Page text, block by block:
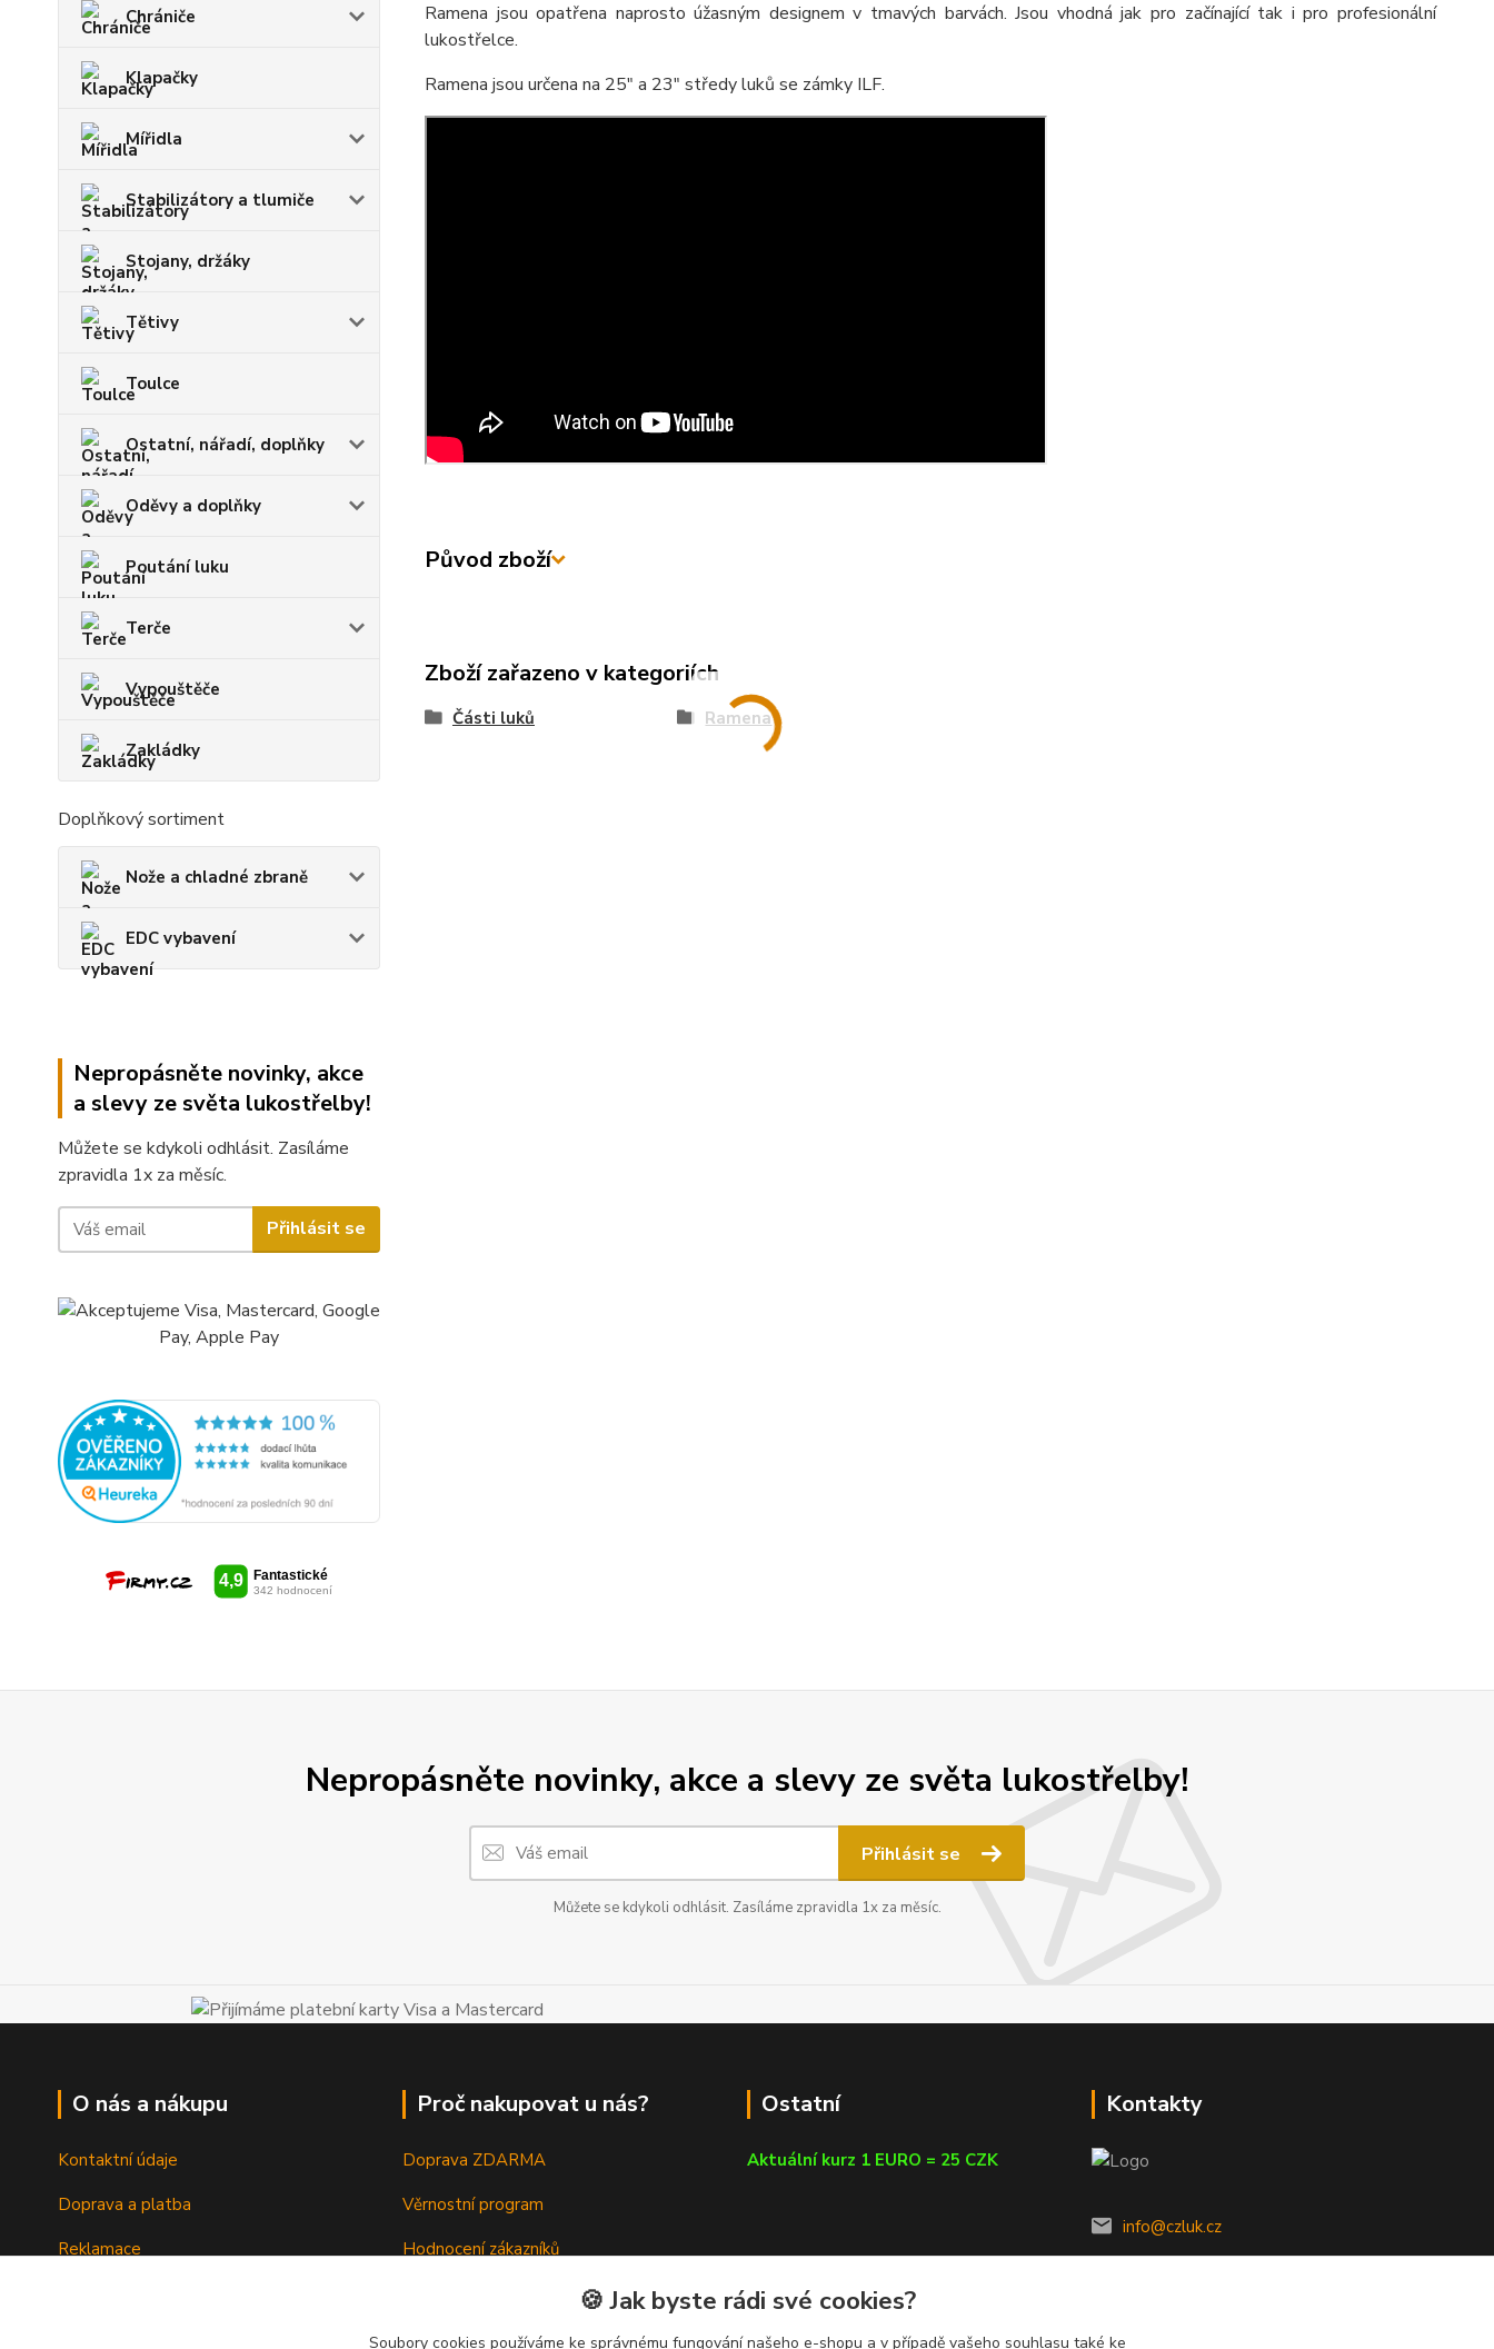
Chrániče
Klapačky
Mířidla
Stabilizátory a tlumiče
Stojany, držáky
Tětivy
Toulce
Ostatní, nářadí, doplňky
Oděvy a doplňky
Poutání luku
Terče
Vypouštěče
Zakládky
Doplňkový sortiment
Nože a chladné zbraně
EDC vybavení
Nepropásněte novinky, akce
a slevy ze světa lukostřelby!
Můžete se kdykoli odhlásit. Zasíláme
zpravidla 1x za měsíc.
Přihlásit se
Ramena jsou opatřena naprosto úžasným designem v tmavých barvách. Jsou vhodná jak pro začínající tak i pro profesionální
lukostřelce.
Ramena jsou určena na 25" a 23" středy luků se zámky ILF.
Původ zboží
Zboží zařazeno v kategoriích
Části luků Ramena
Nepropásněte novinky, akce a slevy ze světa lukostřelby!
Přihlásit se
Můžete se kdykoli odhlásit. Zasíláme zpravidla 1x za měsíc.
O nás a nákupu
Kontaktní údaje
Doprava a platba
Reklamace
Proč nakupovat u nás?
Doprava ZDARMA
Věrnostní program
Hodnocení zákazníků
Zkušenosti a poradna
Ostatní
Aktuální kurz 1 EURO = 25 CZK
Kontakty
info@czluk.cz
🍪 Jak byste rádi své cookies?
Soubory cookies používáme ke správnému fungování našeho e-shopu a v případě vašeho souhlasu také ke